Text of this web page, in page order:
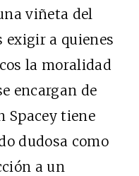
viñeta del
exigir a quienes
la moralidad
encargan de
Spacey tiene
dudosa como
a un